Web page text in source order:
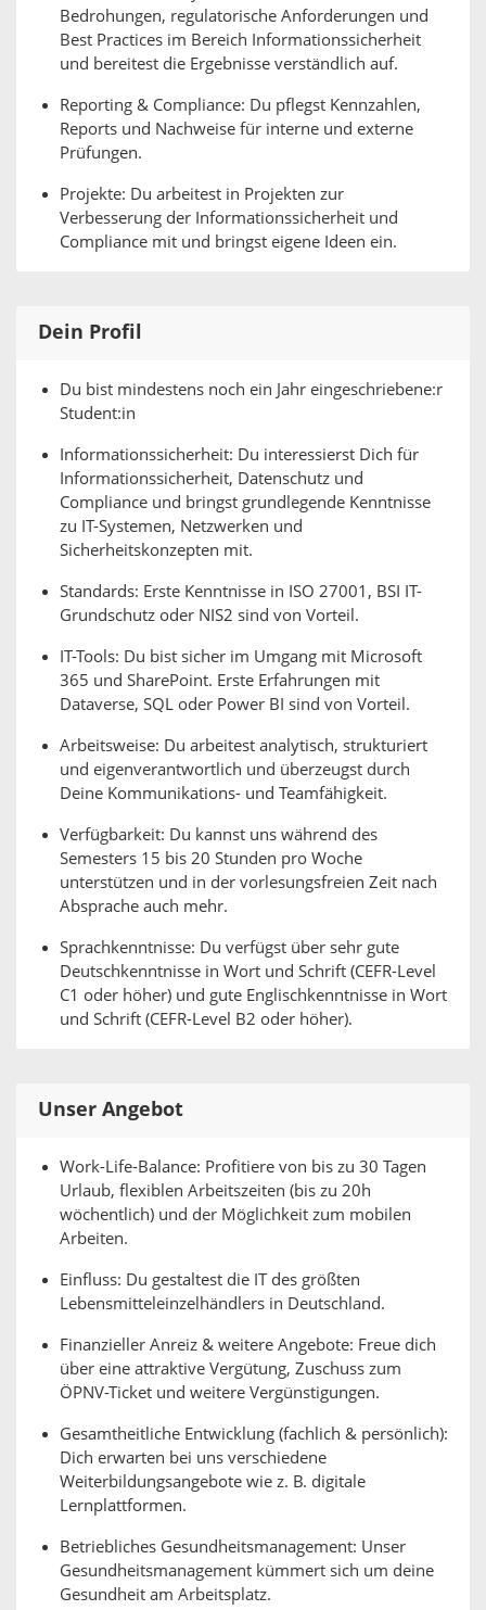
Bedrohungen, regulatorische Anforderungen und
Best Practices im Bereich Informationssicherheit
und bereitest die Ergebnisse verständlich auf.
Reporting & Compliance: Du pflegst Kennzahlen,
Reports und Nachweise für interne und externe
Prüfungen.
Projekte: Du arbeitest in Projekten zur
Verbesserung der Informationssicherheit und
Compliance mit und bringst eigene Ideen ein.
Dein Profil
Du bist mindestens noch ein Jahr eingeschriebene:r
Student:in
Informationssicherheit: Du interessierst Dich für
Informationssicherheit, Datenschutz und
Compliance und bringst grundlegende Kenntnisse
zu IT-Systemen, Netzwerken und
Sicherheitskonzepten mit.
Standards: Erste Kenntnisse in ISO 27001, BSI IT-
Grundschutz oder NIS2 sind von Vorteil.
IT-Tools: Du bist sicher im Umgang mit Microsoft
365 und SharePoint. Erste Erfahrungen mit
Dataverse, SQL oder Power BI sind von Vorteil.
Arbeitsweise: Du arbeitest analytisch, strukturiert
und eigenverantwortlich und überzeugst durch
Deine Kommunikations- und Teamfähigkeit.
Verfügbarkeit: Du kannst uns während des
Semesters 15 bis 20 Stunden pro Woche
unterstützen und in der vorlesungsfreien Zeit nach
Absprache auch mehr.
Sprachkenntnisse: Du verfügst über sehr gute
Deutschkenntnisse in Wort und Schrift (CEFR-Level
C1 oder höher) und gute Englischkenntnisse in Wort
und Schrift (CEFR-Level B2 oder höher).
Unser Angebot
Work-Life-Balance: Profitiere von bis zu 30 Tagen
Urlaub, flexiblen Arbeitszeiten (bis zu 20h
wöchentlich) und der Möglichkeit zum mobilen
Arbeiten.
Einfluss: Du gestaltest die IT des größten
Lebensmitteleinzelhändlers in Deutschland.
Finanzieller Anreiz & weitere Angebote: Freue dich
über eine attraktive Vergütung, Zuschuss zum
ÖPNV-Ticket und weitere Vergünstigungen.
Gesamtheitliche Entwicklung (fachlich & persönlich):
Dich erwarten bei uns verschiedene
Weiterbildungsangebote wie z. B. digitale
Lernplattformen.
Betriebliches Gesundheitsmanagement: Unser
Gesundheitsmanagement kümmert sich um deine
Gesundheit am Arbeitsplatz.